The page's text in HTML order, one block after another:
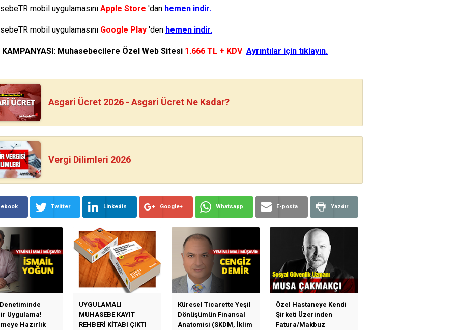
mobil uygulamasını Apple Store 'dan hemen indir.
mobil uygulamasını Google Play 'den hemen indir.
KAMPANYASI: Muhasebecilere Özel Web Sitesi 1.666 TL + KDV Ayrıntılar için tıklayın.
Asgari Ücret 2026 - Asgari Ücret Ne Kadar?
Vergi Dilimleri 2026
Twitter Linkedin Google+ Whatsapp E-posta Yazdır
Uygulama!
Hazırlık
UYGULAMALI
MUHASEBE KAYIT
REHBERİ KİTABI ÇIKTI
Küresel Ticarette Yeşil
Dönüşümün Finansal
Anatomisi (SKDM, İklim
Özel Hastaneye Kendi
Şirketi Üzerinden
Fatura/Makbuz